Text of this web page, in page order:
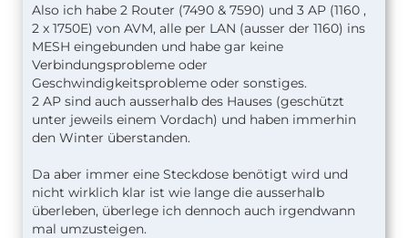
Also ich habe 2 Router (7490 & 7590) und 3 AP (1160 ,
2 x 1750E) von AVM, alle per LAN (ausser der 1160) ins
MESH eingebunden und habe gar keine
Verbindungsprobleme oder
Geschwindigkeitsprobleme oder sonstiges.
2 AP sind auch ausserhalb des Hauses (geschützt
unter jeweils einem Vordach) und haben immerhin
den Winter überstanden.
Da aber immer eine Steckdose benötigt wird und
nicht wirklich klar ist wie lange die ausserhalb
überleben, überlege ich dennoch auch irgendwann
mal umzusteigen.